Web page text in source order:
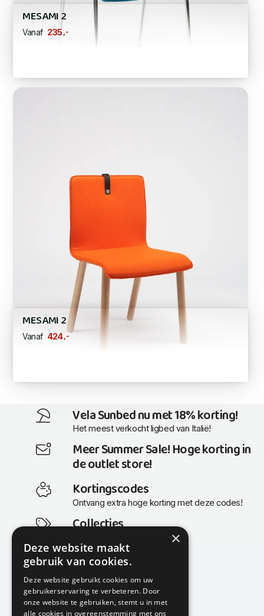
MESAMI 2
Vanaf 235 ,-
MESAMI 2
Vanaf 424 ,-
Vela Sunbed nu met 18% korting!
Het meest verkocht ligbed van Italië!
Meer Summer Sale! Hoge korting in
de outlet store!
Kortingscodes
Ontvang extra hoge korting met deze codes!
Collecties
Actuele en populaire collecties
KMP Kantoormeubilair
Airport Business Park
×
Deze website maakt
gebruik van cookies.
Deze website gebruikt cookies om uw
gebruikerservaring te verbeteren. Door
onze website te gebruiken, stemt u in met
alle cookies in overeenstemming met ons